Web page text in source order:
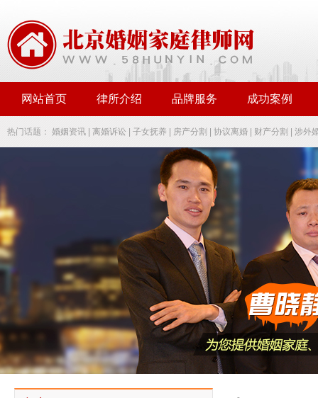
网站首页 律所介绍 品牌服务 成功案例
热门话题： 婚姻资讯 离婚诉讼 子女抚养 房产分割 协议离婚 财产分割 涉外